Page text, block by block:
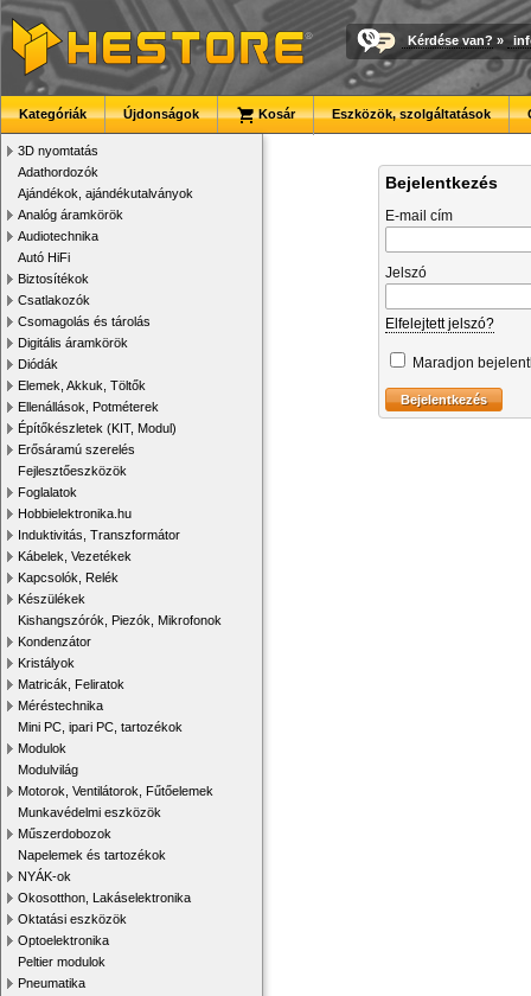
Kérdése van? »
Kategóriák Újdonságok Kosár Eszközök, szolgáltatások
3D nyomtatás
Adathordozók
Ajándékok, ajándékutalványok
Analóg áramkörök
Audiotechnika
Autó HiFi
Biztosítékok
Csatlakozók
Csomagolás és tárolás
Digitális áramkörök
Diódák
Elemek, Akkuk, Töltők
Ellenállások, Potméterek
Építőkészletek (KIT, Modul)
Erősáramú szerelés
Fejlesztőeszközök
Foglalatok
Hobbielektronika.hu
Induktivitás, Transzformátor
Kábelek, Vezetékek
Kapcsolók, Relék
Készülékek
Kishangszórók, Piezók, Mikrofonok
Kondenzátor
Kristályok
Matricák, Feliratok
Méréstechnika
Mini PC, ipari PC, tartozékok
Modulok
Modulvilág
Motorok, Ventilátorok, Fűtőelemek
Munkavédelmi eszközök
Műszerdobozok
Napelemek és tartozékok
NYÁK-ok
Okosotthon, Lakáselektronika
Oktatási eszközök
Optoelektronika
Peltier modulok
Pneumatika
Bejelentkezés
E-mail cím
Jelszó
Elfelejtett jelszó?
Maradjon